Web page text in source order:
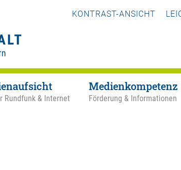
KONTRAST-ANSICHT
Rundfunk & Internet
Medienkompetenz
Förderung & Informationen